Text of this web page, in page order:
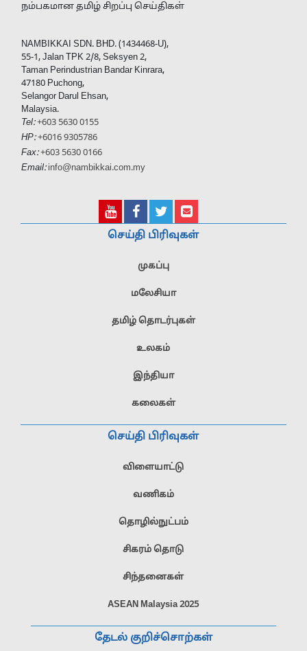
நம்பகமான தமிழ் சிறப்பு செய்திகள்
NAMBIKKAI SDN. BHD. (1434468-U),
55-1, Jalan TPK 2/8, Seksyen 2,
Taman Perindustrian Bandar Kinrara,
47180 Puchong,
Selangor Darul Ehsan,
Malaysia.
Tel:+603 5630 0155
HP:+6016 9305786
Fax: +603 5630 0166
Email: info@nambikkai.com.my
செய்தி பிரிவுகள்
முகப்பு
மலேசியா
தமிழ் தொடர்புகள்
உலகம்
இந்தியா
கலைகள்
செய்தி பிரிவுகள்
விளையாட்டு
வணிகம்
தொழில்நுட்பம்
சிகரம் தொடு
சிந்தனைகள்
ASEAN Malaysia 2025
தேடல் குறிச்சொற்கள்